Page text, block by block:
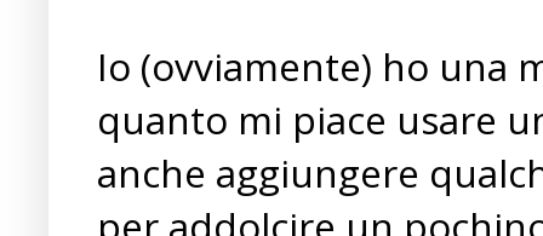
Io (ovviamente) ho una
quanto mi piace usare
anche aggiungere
per addolcire un